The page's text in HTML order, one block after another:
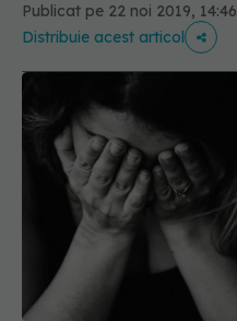
Publicat pe 22 noi 2019, 14:46
Distribuie acest articol